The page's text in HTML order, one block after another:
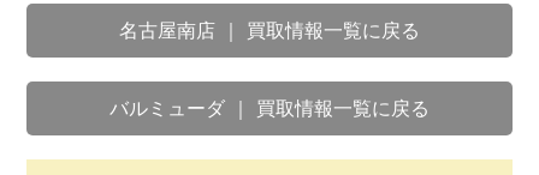
名古屋南店 ｜ 買取情報一覧に戻る
バルミューダ ｜ 買取情報一覧に戻る